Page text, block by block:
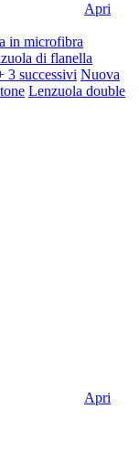
Apri
in microfibra
di flanella
3 successivi Nuova
Lenzuola double
Apri